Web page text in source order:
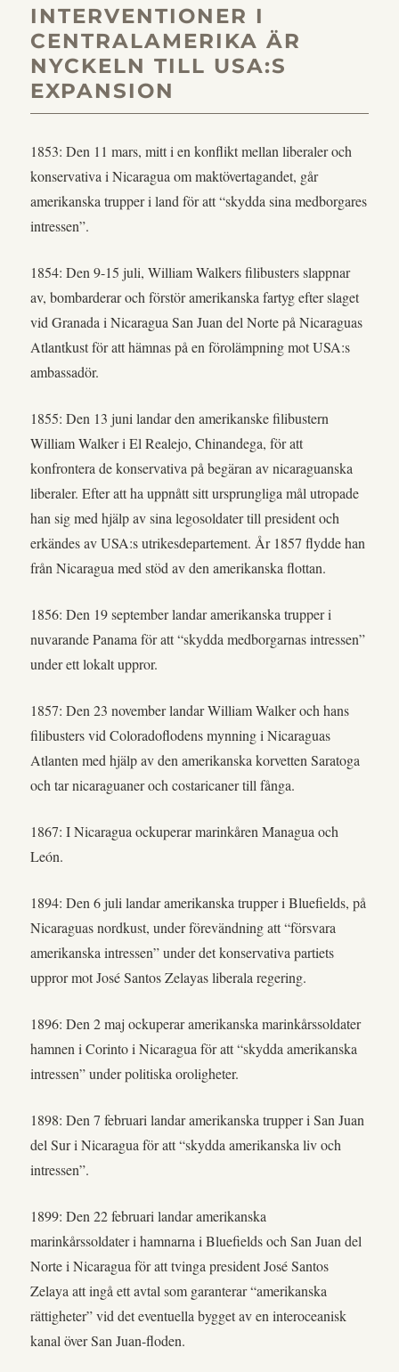
INTERVENTIONER I
CENTRALAMERIKA ÄR
NYCKELN TILL USA:S
EXPANSION
1853: Den 11 mars, mitt i en konflikt mellan liberaler och
konservativa i Nicaragua om maktövertagandet, går
amerikanska trupper i land för att “skydda sina medborgares
intressen”.
1854: Den 9-15 juli, William Walkers filibusters slappnar
av, bombarderar och förstör amerikanska fartyg efter slaget
vid Granada i Nicaragua San Juan del Norte på Nicaraguas
Atlantkust för att hämnas på en förolämpning mot USA:s
ambassadör.
1855: Den 13 juni landar den amerikanske filibustern
William Walker i El Realejo, Chinandega, för att
konfrontera de konservativa på begäran av nicaraguanska
liberaler. Efter att ha uppnått sitt ursprungliga mål utropade
han sig med hjälp av sina legosoldater till president och
erkändes av USA:s utrikesdepartement. År 1857 flydde han
från Nicaragua med stöd av den amerikanska flottan.
1856: Den 19 september landar amerikanska trupper i
nuvarande Panama för att “skydda medborgarnas intressen”
under ett lokalt uppror.
1857: Den 23 november landar William Walker och hans
filibusters vid Coloradoflodens mynning i Nicaraguas
Atlanten med hjälp av den amerikanska korvetten Saratoga
och tar nicaraguaner och costaricaner till fånga.
1867: I Nicaragua ockuperar marinkåren Managua och
León.
1894: Den 6 juli landar amerikanska trupper i Bluefields, på
Nicaraguas nordkust, under förevändning att “försvara
amerikanska intressen” under det konservativa partiets
uppror mot José Santos Zelayas liberala regering.
1896: Den 2 maj ockuperar amerikanska marinkårssoldater
hamnen i Corinto i Nicaragua för att “skydda amerikanska
intressen” under politiska oroligheter.
1898: Den 7 februari landar amerikanska trupper i San Juan
del Sur i Nicaragua för att “skydda amerikanska liv och
intressen”.
1899: Den 22 februari landar amerikanska
marinkårssoldater i hamnarna i Bluefields och San Juan del
Norte i Nicaragua för att tvinga president José Santos
Zelaya att ingå ett avtal som garanterar “amerikanska
rättigheter” vid det eventuella bygget av en interoceanisk
kanal över San Juan-floden.